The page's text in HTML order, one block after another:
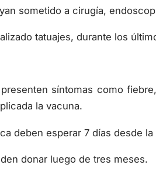
sometido a cirugía,
tatuajes, durante los
síntomas como
la vacuna.
deben esperar 7 días desde la
donar luego de tres meses.